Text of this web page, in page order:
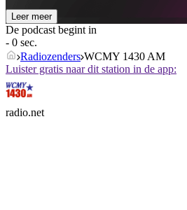
Leer meer
De podcast begint in
- 0 sec.
Radiozenders WCMY 1430 AM
Luister gratis naar dit station in de app:
radio.net